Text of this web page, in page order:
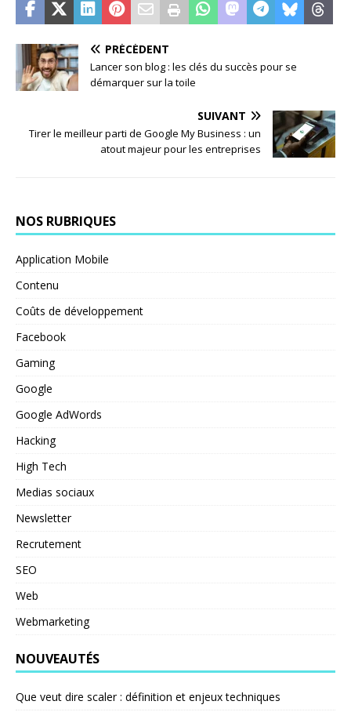
PRÉCÉDENT
Lancer son blog : les clés du succès pour se
démarquer sur la toile
SUIVANT
Tirer le meilleur parti de Google My Business : un
atout majeur pour les entreprises
NOS RUBRIQUES
Application Mobile
Contenu
Coûts de développement
Facebook
Gaming
Google
Google AdWords
Hacking
High Tech
Medias sociaux
Newsletter
Recrutement
SEO
Web
Webmarketing
NOUVEAUTÉS
Que veut dire scaler : définition et enjeux techniques